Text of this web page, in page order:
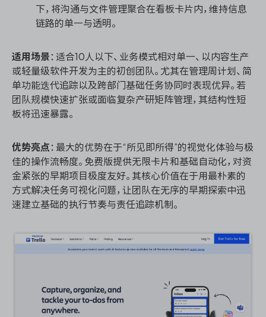
下，将沟通与文件管理聚合在看板卡片内，维持信息
链路的单一与透明。
适用场景 ：适合10人以下、业务模式相对单一、以内容生产
或轻量级软件开发为主的初创团队。尤其在管理周计划、简
单功能迭代追踪以及跨部门基础任务协同时表现优异。若
团队规模快速扩张或面临复杂产研矩阵管理，其结构性短
板将迅速暴露。
优势亮点 ：最大的优势在于“所见即所得”的视觉化体验与极
佳的操作流畅度。免费版提供无限卡片和基础自动化，对资
金紧张的早期项目极度友好。其核心价值在于用最朴素的
方式解决任务可视化问题，让团队在无序的早期探索中迅
速建立基础的执行节奏与责任追踪机制。